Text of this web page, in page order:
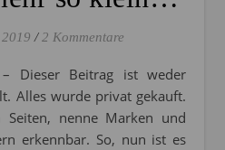
/ 2 Kommentare
Alles wurde privat gekauft.
Seiten, nenne Marken und
erkennbar. So, nun ist es